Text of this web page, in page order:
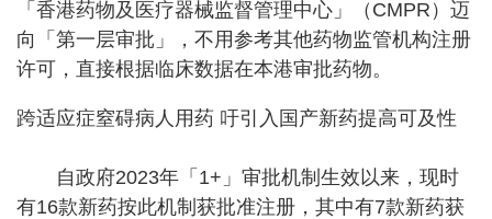
「香港药物及医疗器械监督管理中心」（CMPR）迈
向「第一层审批」，不用参考其他药物监管机构注册
许可，直接根据临床数据在本港审批药物。
跨适应症窒碍病人用药 吁引入国产新药提高可及性
自政府2023年「1+」审批机制生效以来，现时
有16款新药按此机制获批准注册，其中有7款新药获